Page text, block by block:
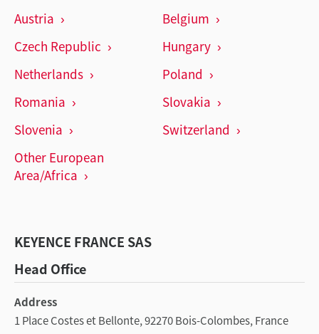
Austria
Belgium
Czech Republic
Hungary
Netherlands
Poland
Romania
Slovakia
Slovenia
Switzerland
Other European
Area/Africa
KEYENCE FRANCE SAS
Head Office
Address
1 Place Costes et Bellonte, 92270 Bois-Colombes, France